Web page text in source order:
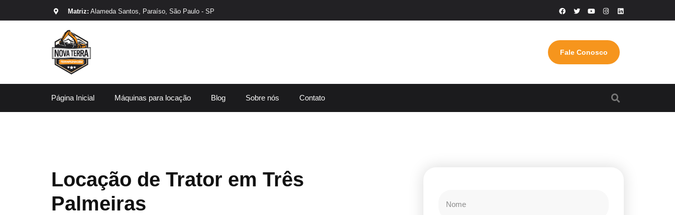
Matriz: Alameda Santos, Paraíso, São Paulo - SP
Fale Conosco
Página Inicial Máquinas para locação Blog Sobre nós Contato
Locação de Trator em Três
Palmeiras